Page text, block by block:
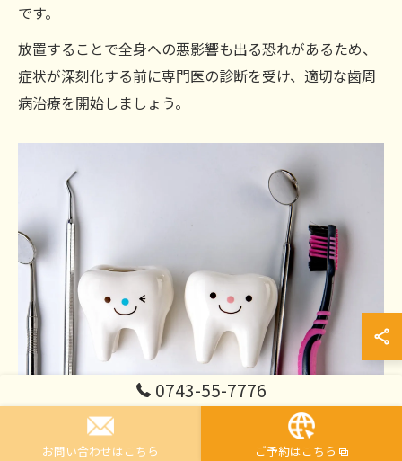
です。
放置することで全身への悪影響も出る恐れがあるため、
症状が深刻化する前に専門医の診断を受け、適切な歯周
病治療を開始しましょう。
0743-55-7776
お問い合わせはこちら ご予約はこちら